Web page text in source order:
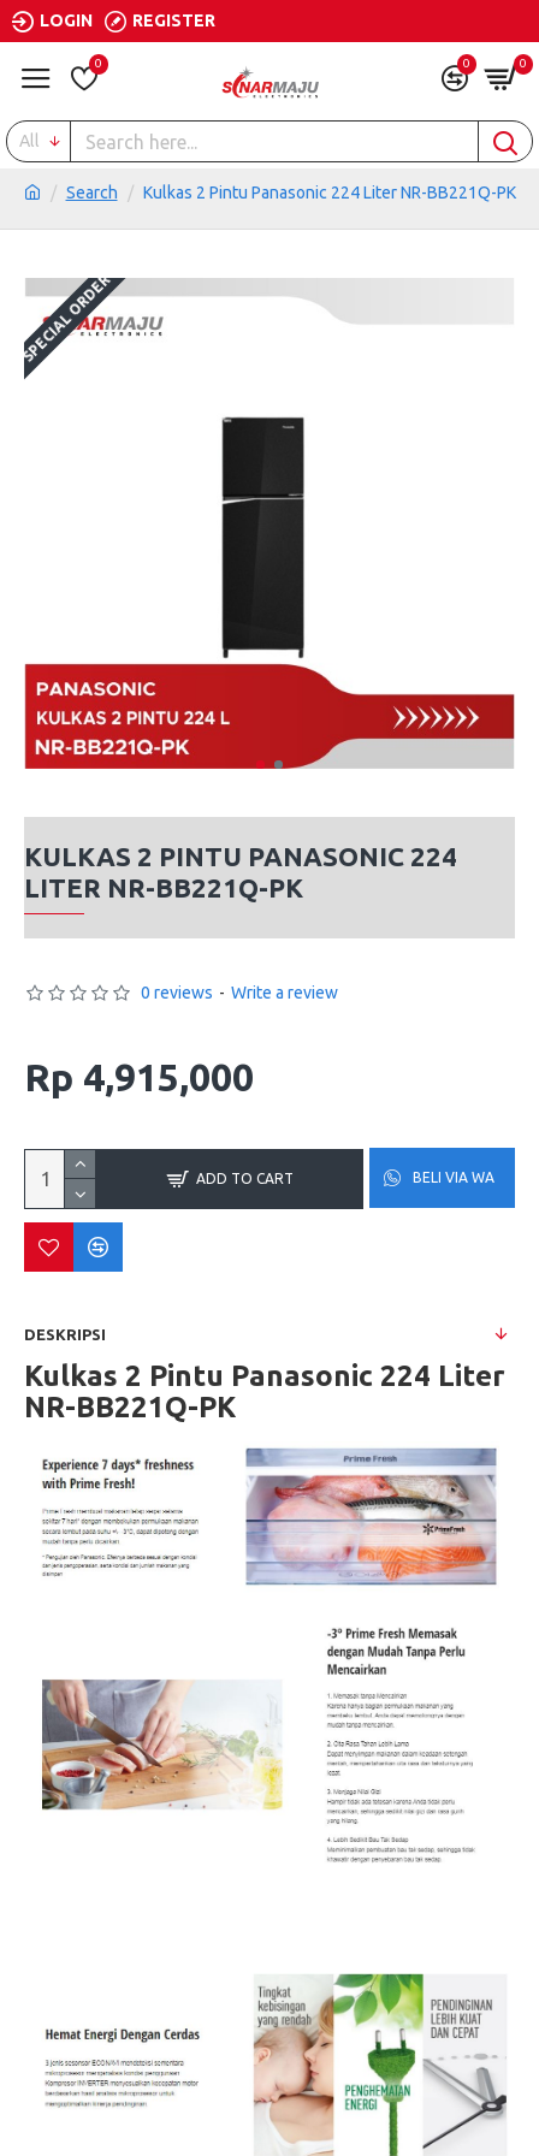
LOGIN REGISTER
0 0 0
All
Search Kulkas 2 Pintu Panasonic 224 Liter NR-BB221Q-PK
SPECIAL ORDER
KULKAS 2 PINTU PANASONIC 224
LITER NR-BB221Q-PK
0 reviews - Write a review
Rp 4,915,000
ADD TO CART BELI VIA WA
DESKRIPSI
Kulkas 2 Pintu Panasonic 224 Liter
NR-BB221Q-PK